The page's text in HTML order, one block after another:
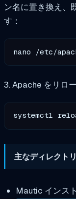
ン名に置き換え、
す：
3. Apache をリロ
主なディレクト
Mautic インス